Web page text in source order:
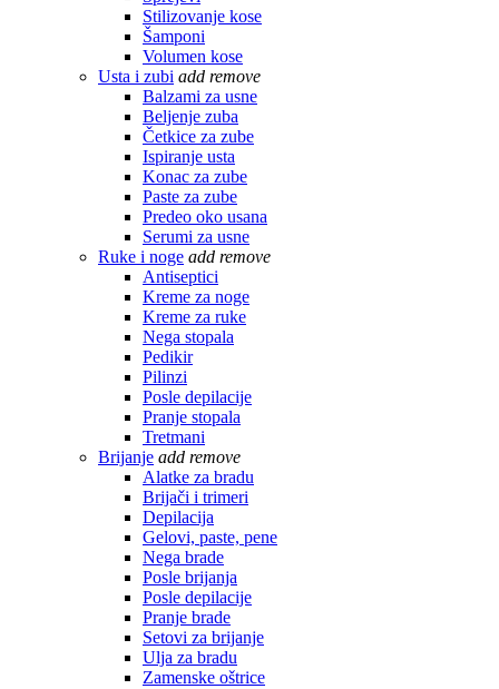
Stilizovanje kose
Šamponi
Volumen kose
Usta i zubi add remove
Balzami za usne
Beljenje zuba
Četkice za zube
Ispiranje usta
Konac za zube
Paste za zube
Predeo oko usana
Serumi za usne
Ruke i noge add remove
Antiseptici
Kreme za noge
Kreme za ruke
Nega stopala
Pedikir
Pilinzi
Posle depilacije
Pranje stopala
Tretmani
Brijanje add remove
Alatke za bradu
Brijači i trimeri
Depilacija
Gelovi, paste, pene
Nega brade
Posle brijanja
Posle depilacije
Pranje brade
Setovi za brijanje
Ulja za bradu
Zamenske oštrice